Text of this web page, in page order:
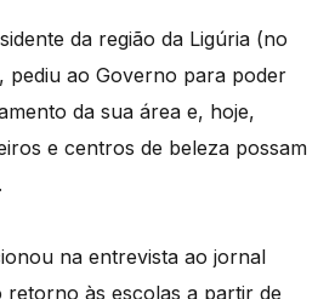
da região da Ligúria (no
pediu ao Governo para poder
da sua área e, hoje,
e centros de beleza possam
na entrevista ao jornal
retorno às escolas a partir de